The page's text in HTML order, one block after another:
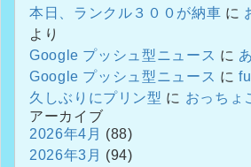
本日、ランクル３００が納車 に
より
Google プッシュ型ニュース に
Google プッシュ型ニュース に
久しぶりにプリン型 に おっちょ
アーカイブ
2026年4月 (88)
2026年3月 (94)